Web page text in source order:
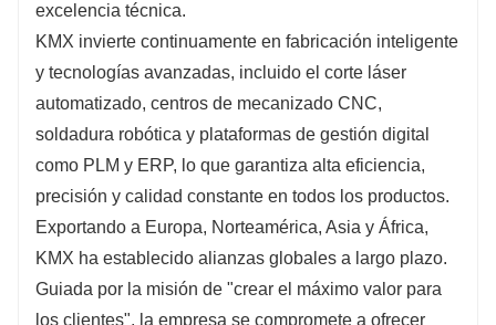
excelencia técnica.
KMX invierte continuamente en fabricación inteligente
y tecnologías avanzadas, incluido el corte láser
automatizado, centros de mecanizado CNC,
soldadura robótica y plataformas de gestión digital
como PLM y ERP, lo que garantiza alta eficiencia,
precisión y calidad constante en todos los productos.
Exportando a Europa, Norteamérica, Asia y África,
KMX ha establecido alianzas globales a largo plazo.
Guiada por la misión de "crear el máximo valor para
los clientes", la empresa se compromete a ofrecer